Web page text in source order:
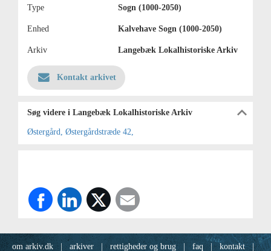
Type Sogn (1000-2050)
Enhed Kalvehave Sogn (1000-2050)
Arkiv Langebæk Lokalhistoriske Arkiv
Kontakt arkivet
Søg videre i Langebæk Lokalhistoriske Arkiv
Østergård, Østergårdstræde 42,
om arkiv.dk arkiver rettigheder og brug | faq | kontakt |